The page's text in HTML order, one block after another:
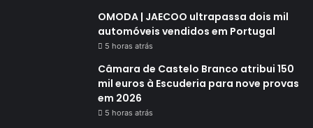
OMODA | JAECOO ultrapassa dois mil
automóveis vendidos em Portugal
5 horas atrás
Câmara de Castelo Branco atribui 150
mil euros à Escuderia para nove provas
em 2026
5 horas atrás